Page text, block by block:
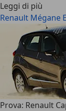
Leggi di più
Renault Mégane
Prova: Renault